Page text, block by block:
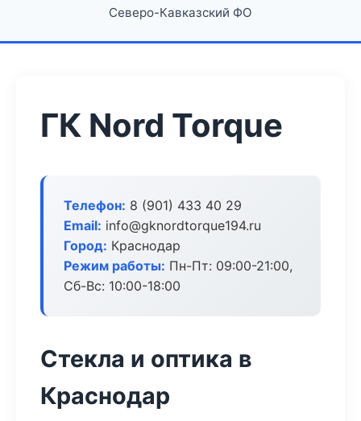
Северо-Кавказский ФО
ГК Nord Torque
Телефон: 8 (901) 433 40 29
Email: info@gknordtorque194.ru
Город: Краснодар
Режим работы: Пн-Пт: 09:00-21:00,
Сб-Вс: 10:00-18:00
Стекла и оптика в
Краснодар